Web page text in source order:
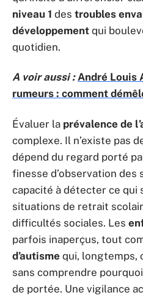
niveau 1 des troubles
développement qui
quotidien.
A voir aussi : André Louis
rumeurs : comment
Évaluer la prévalence de
complexe. Il n’existe pas
dépend du regard porté
finesse d’observation des
capacité à détecter ce qui
situations de retrait
difficultés sociales. Les
parfois inaperçus, tout
d’autisme qui, longtemps,
sans comprendre
de portée. Une vigilance